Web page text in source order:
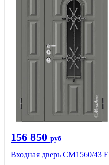
156 850 руб
Входная дверь СМ1560/43 Е